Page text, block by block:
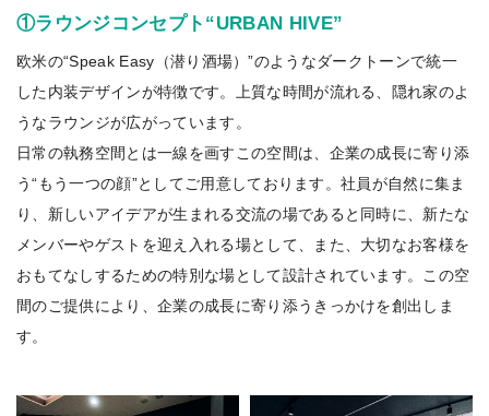
①ラウンジコンセプト“URBAN HIVE”
欧米の“Speak Easy（潜り酒場）”のようなダークトーンで統一
した内装デザインが特徴です。上質な時間が流れる、隠れ家のよ
うなラウンジが広がっています。
日常の執務空間とは一線を画すこの空間は、企業の成長に寄り添
う“もう一つの顔”としてご用意しております。社員が自然に集ま
り、新しいアイデアが生まれる交流の場であると同時に、新たな
メンバーやゲストを迎え入れる場として、また、大切なお客様を
おもてなしするための特別な場として設計されています。この空
間のご提供により、企業の成長に寄り添うきっかけを創出しま
す。